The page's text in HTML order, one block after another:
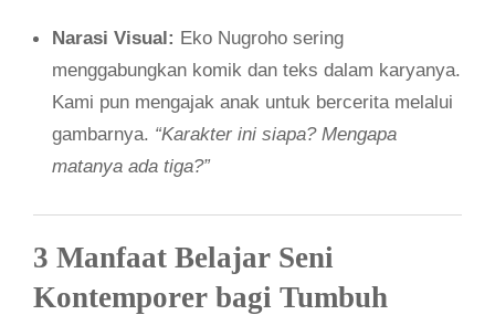
Narasi Visual: Eko Nugroho sering
menggabungkan komik dan teks dalam karyanya.
Kami pun mengajak anak untuk bercerita melalui
gambarnya. “Karakter ini siapa? Mengapa
matanya ada tiga?”
3 Manfaat Belajar Seni
Kontemporer bagi Tumbuh